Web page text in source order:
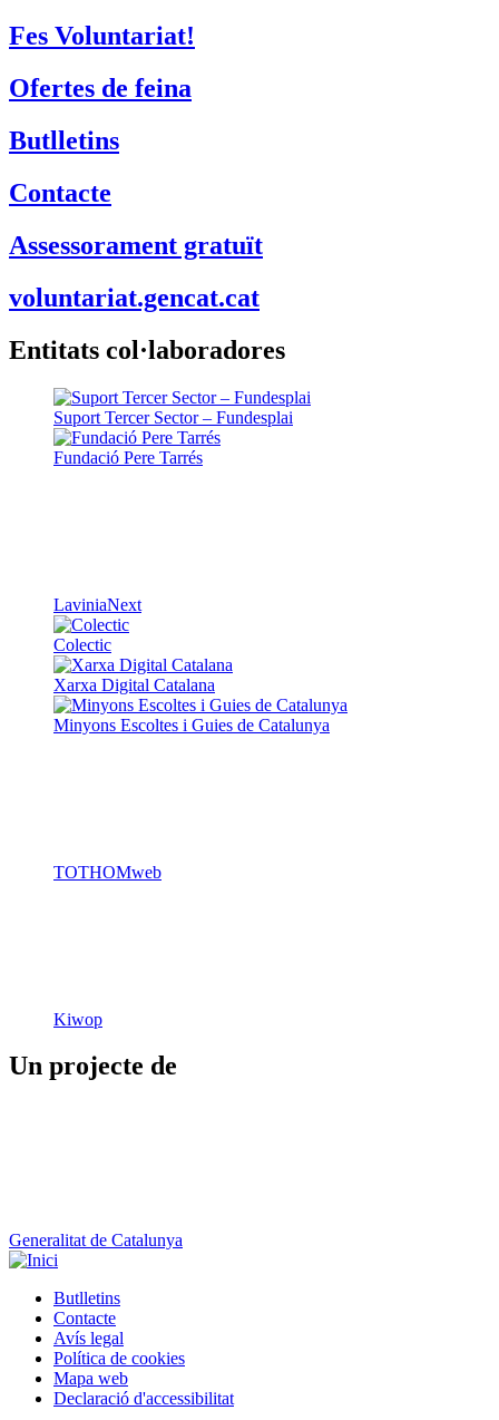
Fes Voluntariat!
Ofertes de feina
Butlletins
Contacte
Assessorament gratuït
voluntariat.gencat.cat
Entitats col·laboradores
Suport Tercer Sector – Fundesplai
Fundació Pere Tarrés
LaviniaNext
Colectic
Xarxa Digital Catalana
Minyons Escoltes i Guies de Catalunya
TOTHOMweb
Kiwop
Un projecte de
Generalitat de Catalunya
Peu
Butlletins
Contacte
Avís legal
Política de cookies
Mapa web
Declaració d'accessibilitat